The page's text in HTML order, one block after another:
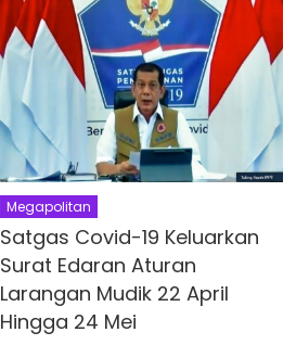
Megapolitan
Satgas Covid-19 Keluarkan
Surat Edaran Aturan
Larangan Mudik 22 April
Hingga 24 Mei